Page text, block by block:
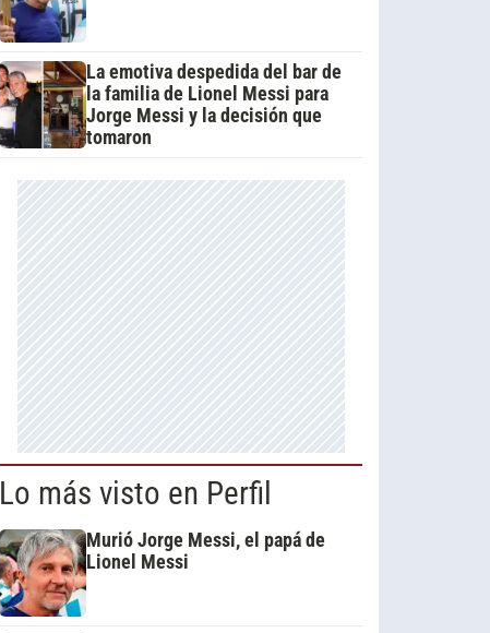
La emotiva despedida del bar de
la familia de Lionel Messi para
Jorge Messi y la decisión que
tomaron
Lo más visto en Perfil
Murió Jorge Messi, el papá de
Lionel Messi